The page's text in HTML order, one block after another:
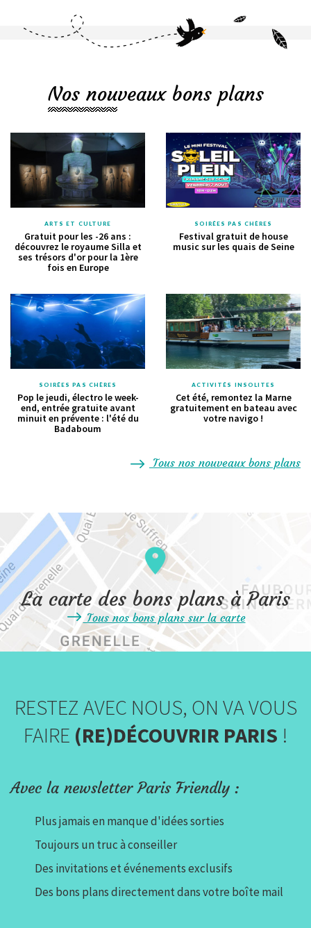
Nos nouveaux bons plans
ARTS ET CULTURE
Gratuit pour les -26 ans :
découvrez le royaume Silla et
ses trésors d'or pour la 1ère
fois en Europe
SOIRÉES PAS CHÈRES
Festival gratuit de house
music sur les quais de Seine
SOIRÉES PAS CHÈRES
Pop le jeudi, électro le week-
end, entrée gratuite avant
minuit en prévente : l'été du
Badaboum
ACTIVITÉS INSOLITES
Cet été, remontez la Marne
gratuitement en bateau avec
votre navigo !
Tous nos nouveaux bons plans
La carte des bons plans à Paris
Tous nos bons plans sur la carte
RESTEZ AVEC NOUS, ON VA VOUS
FAIRE (RE)DÉCOUVRIR PARIS !
Avec la newsletter Paris Friendly :
Plus jamais en manque d'idées sorties
Toujours un truc à conseiller
Des invitations et événements exclusifs
Des bons plans directement dans votre boîte mail